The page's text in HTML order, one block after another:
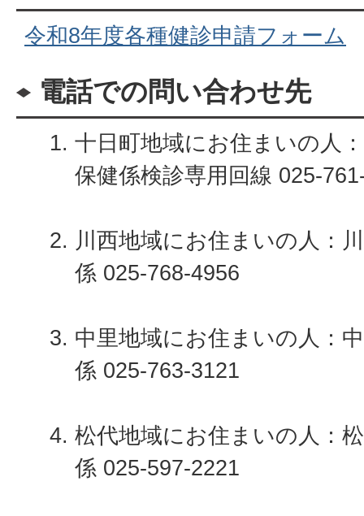
令和8年度各種健診申請フォーム
電話での問い合わせ先
十日町地域にお住まいの人
保健係検診専用回線 025-
川西地域にお住まいの人：
係 025-768-4956
中里地域にお住まいの人：
係 025-763-3121
松代地域にお住まいの人：
係 025-597-2221